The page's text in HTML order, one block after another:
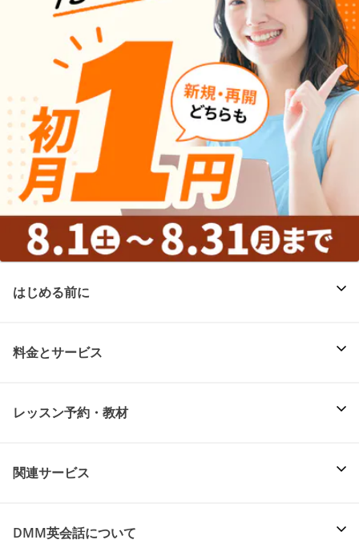
はじめる前に
料金とサービス
レッスン予約・教材
関連サービス
DMM英会話について